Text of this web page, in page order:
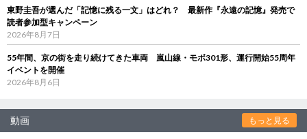
東野圭吾が選んだ「記憶に残る一文」はどれ？ 最新作『永遠の記憶』発売で
読者参加型キャンペーン
2026年8月7日
55年間、京の街を走り続けてきた車両 嵐山線・モボ301形、運行開始55周年
イベントを開催
2026年8月6日
動画 もっと見る